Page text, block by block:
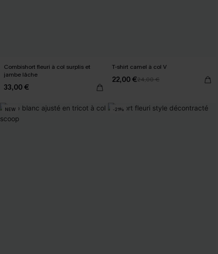
Combishort fleuri à col surplis et
jambe lâche
33,00 €
T-shirt camel à col V
22,00 €24,00 €
NEW -21%